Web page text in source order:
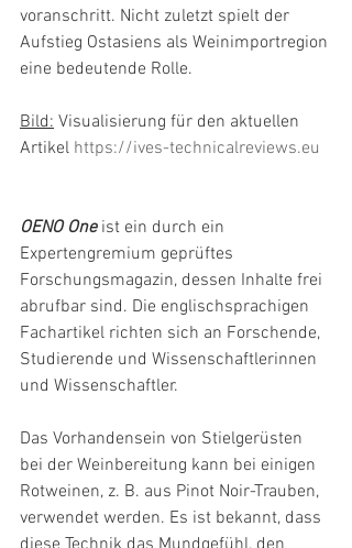
voranschritt. Nicht zuletzt spielt der
Aufstieg Ostasiens als Weinimportregion
eine bedeutende Rolle.
Bild: Visualisierung für den aktuellen
Artikel https://ives-technicalreviews.eu
OENO One ist ein durch ein
Expertengremium geprüftes
Forschungsmagazin, dessen Inhalte frei
abrufbar sind. Die englischsprachigen
Fachartikel richten sich an Forschende,
Studierende und Wissenschaftlerinnen
und Wissenschaftler.
Das Vorhandensein von Stielgerüsten
bei der Weinbereitung kann bei einigen
Rotweinen, z. B. aus Pinot Noir-Trauben,
verwendet werden. Es ist bekannt, dass